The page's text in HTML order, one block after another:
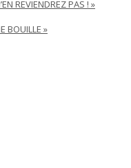
REVIENDREZ PAS ! »
BOUILLE »